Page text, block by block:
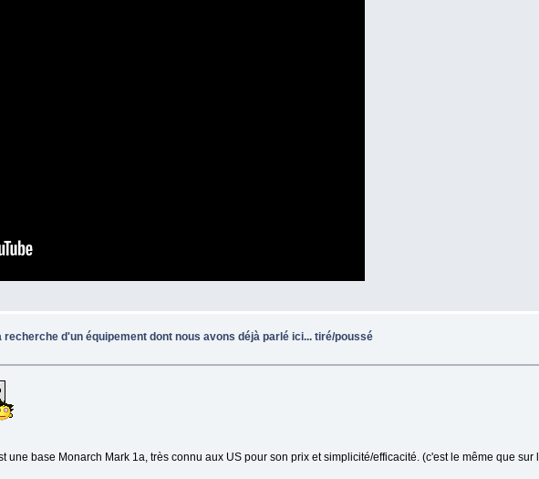
recherche d'un équipement dont nous avons déjà parlé ici... tiré/poussé
une base Monarch Mark 1a, très connu aux US pour son prix et simplicité/efficacité. (c'est le même que sur